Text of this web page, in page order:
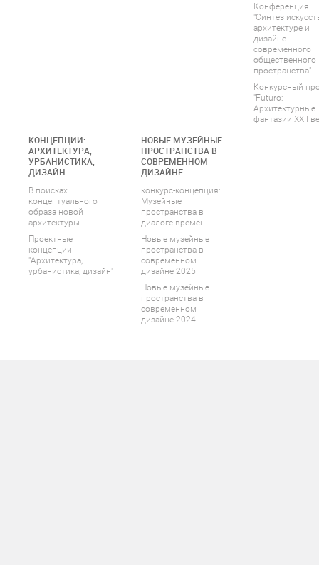
Конференция
"Синтез
архитектуре и
дизайне
современного
общественного
пространства"
Конкурсный
"Futuro:
Архитектурные
фантазии XXII
КОНЦЕПЦИИ:
АРХИТЕКТУРА,
УРБАНИСТИКА,
ДИЗАЙН
В поисках
концептуального
образа новой
архитектуры
Проектные
концепции
"Архитектура,
урбанистика, дизайн"
НОВЫЕ МУЗЕЙНЫЕ
ПРОСТРАНСТВА В
СОВРЕМЕННОМ
ДИЗАЙНЕ
конкурс-концепция:
Музейные
пространства в
диалоге времен
Новые музейные
пространства в
современном
дизайне 2025
Новые музейные
пространства в
современном
дизайне 2024